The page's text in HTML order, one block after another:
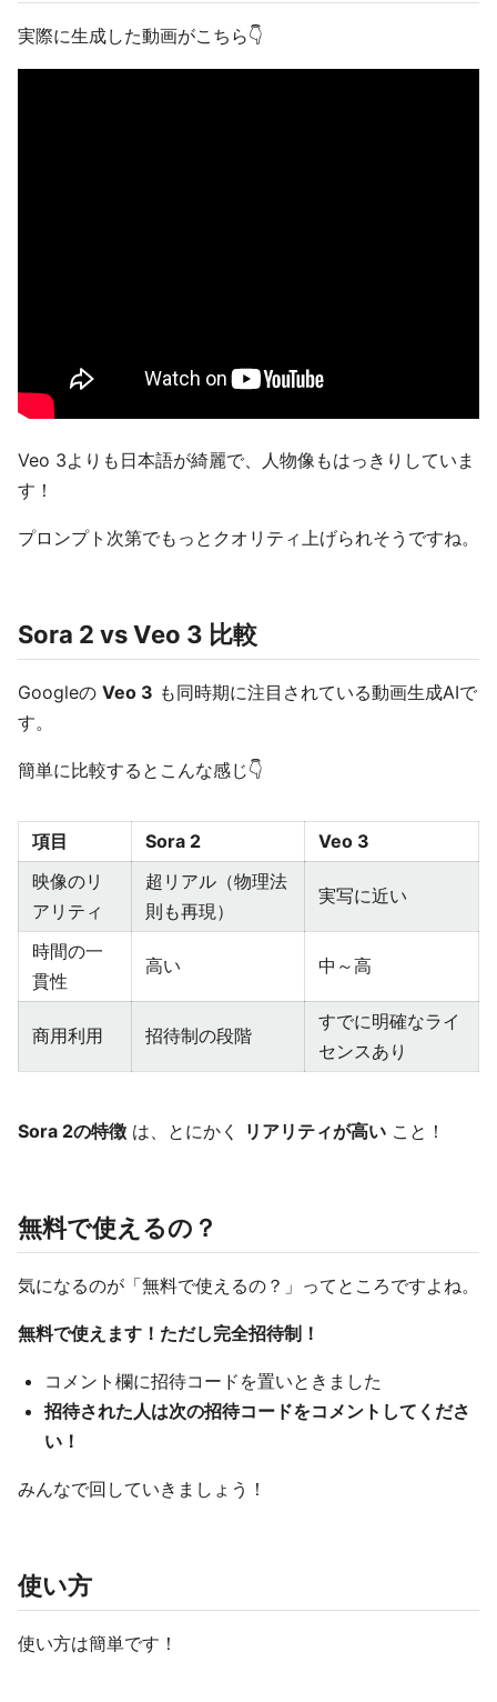
実際に生成した動画がこちら👇
Veo 3よりも日本語が綺麗で、人物像もはっきりしていま
す！
プロンプト次第でもっとクオリティ上げられそうですね。
Sora 2 vs Veo 3 比較
Googleの Veo 3 も同時期に注目されている動画生成AIで
す。
簡単に比較するとこんな感じ👇
項目 Sora 2
Veo 3
映像のリ
アリティ
超リアル（物理法
則も再現）
実写に近い
時間の一
貫性
高い 中～高
商用利用 招待制の段階
すでに明確なライ
センスあり
Sora 2の特徴 は、とにかく リアリティが高い こと！
無料で使えるの？
気になるのが「無料で使えるの？」ってところですよね。
無料で使えます！ただし完全招待制！
コメント欄に招待コードを置いときました
招待された人は次の招待コードをコメントしてくださ
い！
みんなで回していきましょう！
使い方
使い方は簡単です！